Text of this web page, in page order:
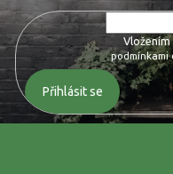
Vložením
podmínkami
Přihlásit se